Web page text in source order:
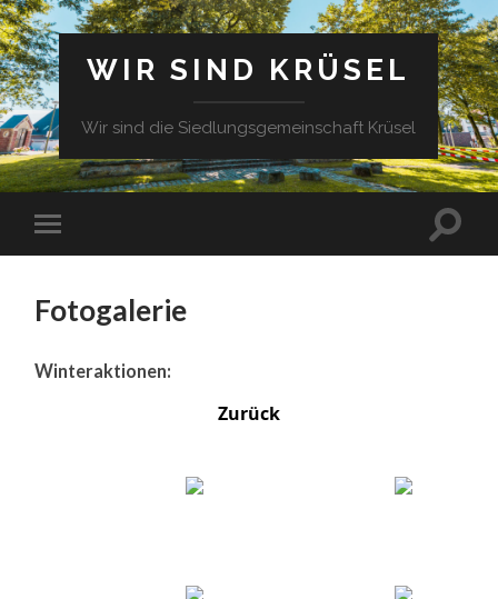
WIR SIND KRÜSEL
Wir sind die Siedlungsgemeinschaft Krüsel
Fotogalerie
Winteraktionen:
Zurück